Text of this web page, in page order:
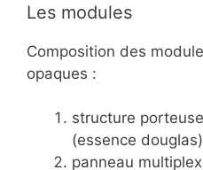
Les modules
Composition des
opaques :
structure
(essence
panneau